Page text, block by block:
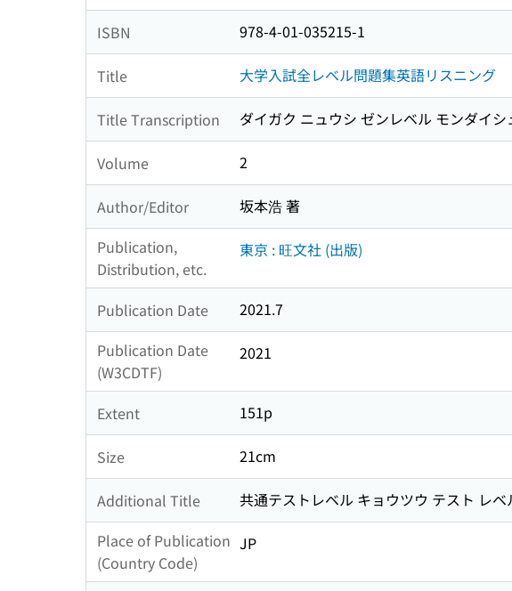
ISBN 978-4-01-035215-1
Title 大学入試全レベル問題集英語リスニング
Title Transcription ダイガク ニュウシ ゼンレベル モンダイ
Volume 2
Author/Editor
坂本浩 著
Publication,
Distribution, etc.
東京 : 旺文社 (出版)
Publication Date
2021.7
Publication Date
(W3CDTF)
2021
Extent 151p
Size 21cm
Additional Title
共通テストレベル キョウツウ テスト レベ
Place of Publication
(Country Code)
JP